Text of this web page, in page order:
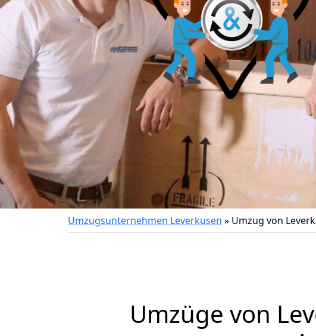
Umzugsunternehmen Leverkusen » Umzug von
Umzüge von